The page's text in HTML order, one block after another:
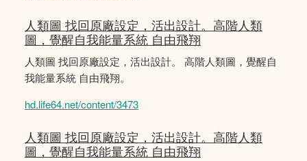
人類圖 找回原廠設定，活出設計。高階人類
圖，覺醒自我能量系統 自由飛翔
人類圖 找回原廠設定，活出設計。 高階人類圖，覺醒自
我能量系統 自由飛翔。
hd.life64.net/content/3473
人類圖 找回原廠設定，活出設計。高階人類
圖，覺醒自我能量系統 自由飛翔